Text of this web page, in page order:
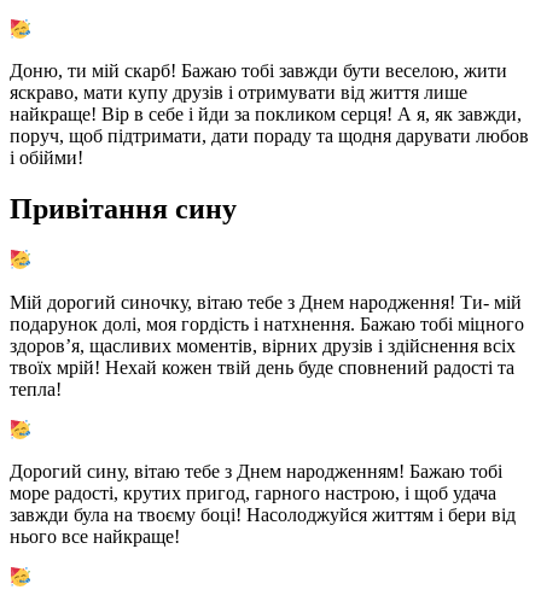
Доню, ти мій скарб! Бажаю тобі завжди бути веселою, жити
яскраво, мати купу друзів і отримувати від життя лише
найкраще! Вір в себе і йди за покликом серця! А я, як завжди,
поруч, щоб підтримати, дати пораду та щодня дарувати любов
і обійми!
Привітання сину
Мій дорогий синочку, вітаю тебе з Днем народження! Ти- мій
подарунок долі, моя гордість і натхнення. Бажаю тобі міцного
здоров’я, щасливих моментів, вірних друзів і здійснення всіх
твоїх мрій! Нехай кожен твій день буде сповнений радості та
тепла!
Дорогий сину, вітаю тебе з Днем народженням! Бажаю тобі
море радості, крутих пригод, гарного настрою, і щоб удача
завжди була на твоєму боці! Насолоджуйся життям і бери від
нього все найкраще!